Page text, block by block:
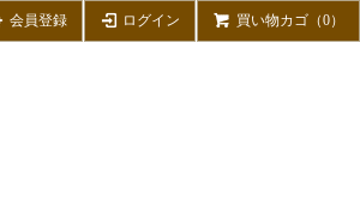
買い物カゴ（0）
ログイン
会員登録